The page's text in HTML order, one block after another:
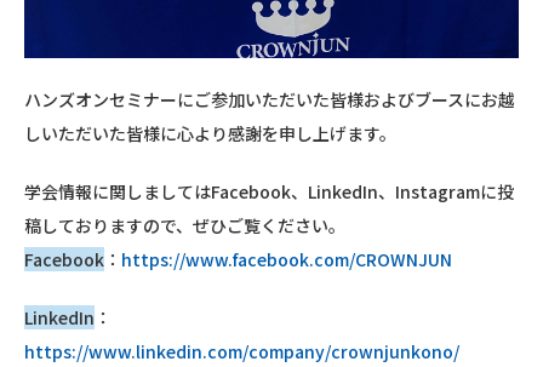
ハンズオンセミナーにご参加いただいた皆様およびブースにお越
しいただいた皆様に心より感謝を申し上げます。
学会情報に関しましてはFacebook、LinkedIn、Instagramに投
稿しておりますので、ぜひご覧ください。
Facebook ： https://www.facebook.com/CROWNJUN
LinkedIn ：
https://www.linkedin.com/company/crownjunkono/